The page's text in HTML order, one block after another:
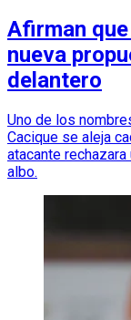
Afirman
nueva
delantero
Uno de los
Cacique se aleja
atacante
albo.